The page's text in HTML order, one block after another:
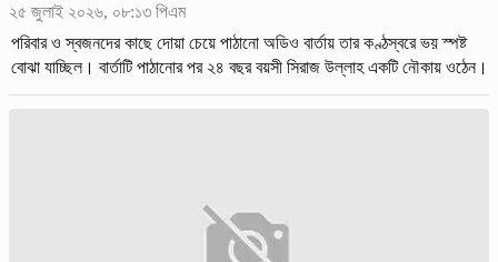
২৫ জুলাই ২০২৬, ০৮:১৩ পিএম
পরিবার ও স্বজনদের কাছে দোয়া চেয়ে পাঠানো অডিও বার্তায় তার কণ্ঠস্বরে ভয় স্পষ্ট
বোঝা যাচ্ছিল। বার্তাটি পাঠানোর পর ২৪ বছর বয়সী সিরাজ উল্লাহ একটি নৌকায় ওঠেন।